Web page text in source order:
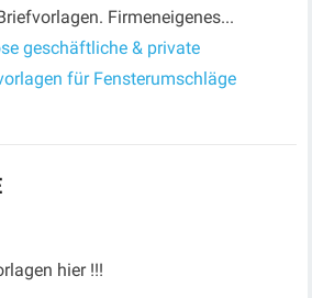
Firmeneigenes...
geschäftliche & private
für Fensterumschläge
hier !!!